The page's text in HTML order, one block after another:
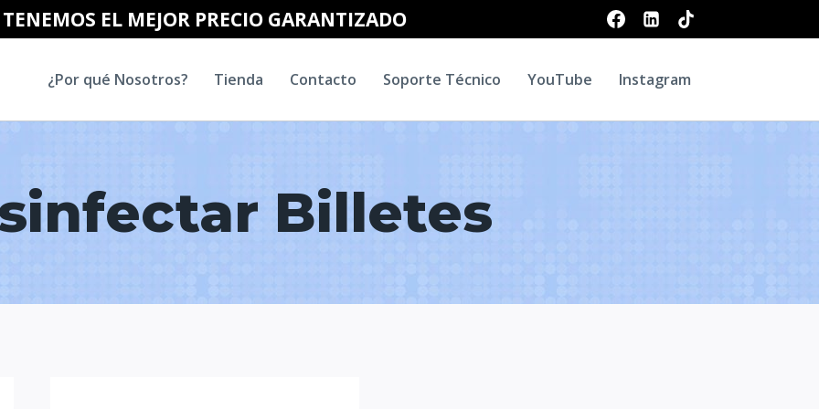
TENEMOS EL MEJOR PRECIO GARANTIZADO
¿Por qué Nosotros? Tienda Contacto Soporte Técnico YouTube Instagram
Billetes